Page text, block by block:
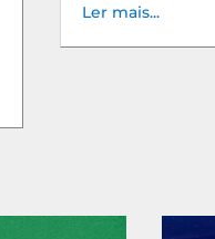
Ler mais...